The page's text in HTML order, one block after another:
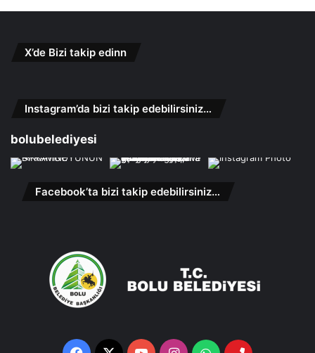
X’de Bizi takip edinn
Instagram’da bizi takip edebilirsiniz…
bolubelediyesi
Facebook’ta bizi takip edebilirsiniz…